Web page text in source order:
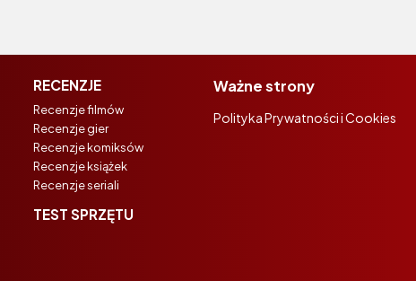
RECENZJE
Recenzje filmów
Recenzje gier
Recenzje komiksów
Recenzje książek
Recenzje seriali
TEST SPRZĘTU
Ważne strony
Polityka Prywatności i Cookies